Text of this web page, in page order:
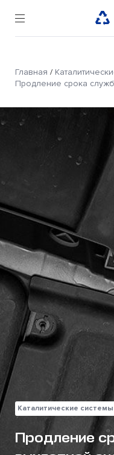
Главная /
Продление срока
Каталитические системы
Продление